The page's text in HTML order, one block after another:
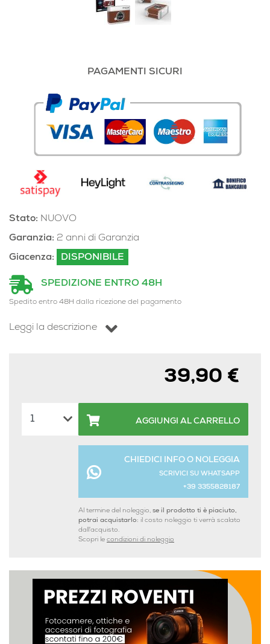
PAGAMENTI SICURI
Stato: NUOVO
Garanzia: 2 anni di Garanzia
Giacenza:
DISPONIBILE
SPEDIZIONE ENTRO 48H
Spedito entro 48H dalla ricezione del pagamento
Leggi la descrizione
39,90 €
AGGIUNGI AL CARRELLO
CHIEDICI INFO O NOLEGGIA
SCRIVICI SU WHATSAPP
+39 3355828187
Al termine del noleggio, se il prodotto ti è piaciuto,
potrai acquistarlo: il costo noleggio ti verrà scalato
dall'acquisto.
Scopri le condizioni di noleggio